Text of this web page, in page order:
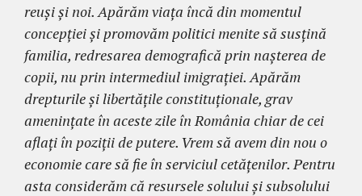
reuși și noi. Apărăm viața încă din momentul
concepției și promovăm politici menite să susțină
familia, redresarea demografică prin nașterea de
copii, nu prin intermediul imigrației. Apărăm
drepturile și libertățile constituționale, grav
amenințate în aceste zile în România chiar de cei
aflați în poziții de putere. Vrem să avem din nou o
economie care să fie în serviciul cetățenilor. Pentru
asta considerăm că resursele solului și subsolului